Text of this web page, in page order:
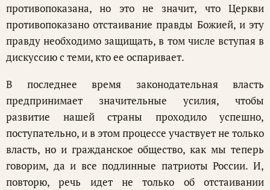
противопоказана, но это не значит, что Церкви
противопоказано отстаивание правды Божией, и эту
правду необходимо защищать, в том числе вступая в
дискуссию с теми, кто ее оспаривает.
В последнее время законодательная власть
предпринимает значительные усилия, чтобы
развитие нашей страны проходило успешно,
поступательно, и в этом процессе участвует не только
власть, но и гражданское общество, как мы теперь
говорим, да и все подлинные патриоты России. И,
повторю, речь идет не только об отстаивании